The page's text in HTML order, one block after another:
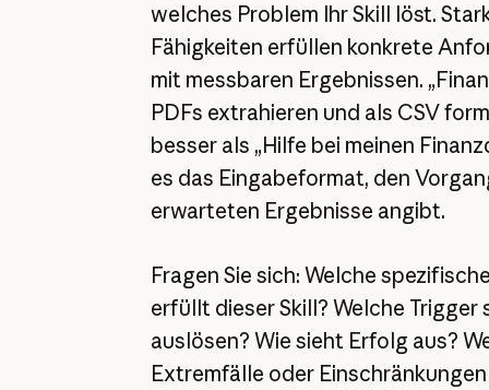
welches Problem Ihr Skill löst.
Fähigkeiten erfüllen konkrete
mit messbaren Ergebnissen.
PDFs extrahieren und als CSV
besser als „Hilfe bei meinen
es das Eingabeformat, den
erwarteten Ergebnisse angibt.
Fragen Sie sich: Welche
erfüllt dieser Skill? Welche Trigger
auslösen? Wie sieht Erfolg aus?
Extremfälle oder